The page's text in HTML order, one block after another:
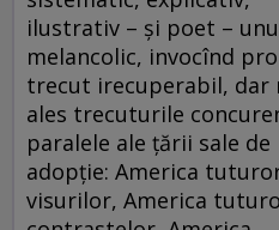
ilustrativ – şi poet –
melancolic, invocînd
trecut irecuperabil, dar
ales trecuturile
paralele ale ţării sale de
adopţie: America
visurilor, America